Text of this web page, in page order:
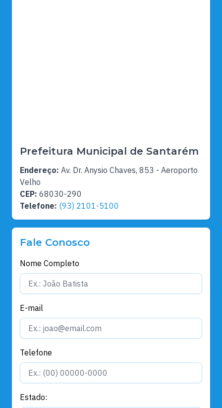
Prefeitura Municipal de Santarém
Endereço: Av. Dr. Anysio Chaves, 853 - Aeroporto
Velho
CEP: 68030-290
Telefone: (93) 2101-5100
Fale Conosco
Nome Completo
E-mail
Telefone
Estado: